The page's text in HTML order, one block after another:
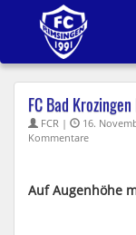
FC Bad
FCR | 16.
Kommentare
Auf Augenhöhe